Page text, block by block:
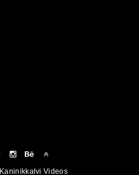
Kaninikkalvi Videos